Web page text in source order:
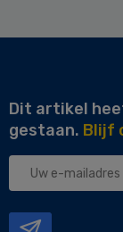
Dit artikel
gestaan. Blijf
Uw